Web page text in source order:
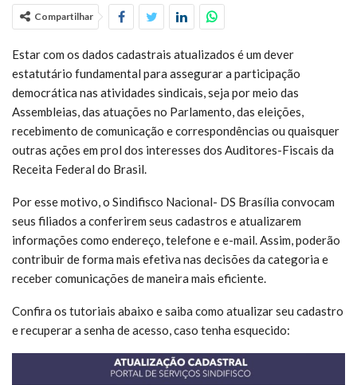
Compartilhar
Estar com os dados cadastrais atualizados é um dever
estatutário fundamental para assegurar a participação
democrática nas atividades sindicais, seja por meio das
Assembleias, das atuações no Parlamento, das eleições,
recebimento de comunicação e correspondências ou quaisquer
outras ações em prol dos interesses dos Auditores-Fiscais da
Receita Federal do Brasil.
Por esse motivo, o Sindifisco Nacional- DS Brasília convocam
seus filiados a conferirem seus cadastros e atualizarem
informações como endereço, telefone e e-mail. Assim, poderão
contribuir de forma mais efetiva nas decisões da categoria e
receber comunicações de maneira mais eficiente.
Confira os tutoriais abaixo e saiba como atualizar seu cadastro
e recuperar a senha de acesso, caso tenha esquecido: